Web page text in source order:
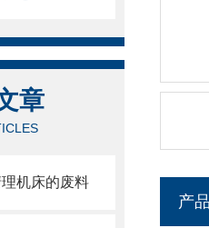
章
机床的废料
产